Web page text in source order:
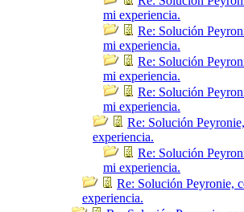
mi experiencia.
Re: Solución
mi experiencia.
Re: Solución
mi experiencia.
Re: Solución
mi experiencia.
Re: Solución
experiencia.
Re: Solución
mi experiencia.
Re: Solución Peyronie,
experiencia.